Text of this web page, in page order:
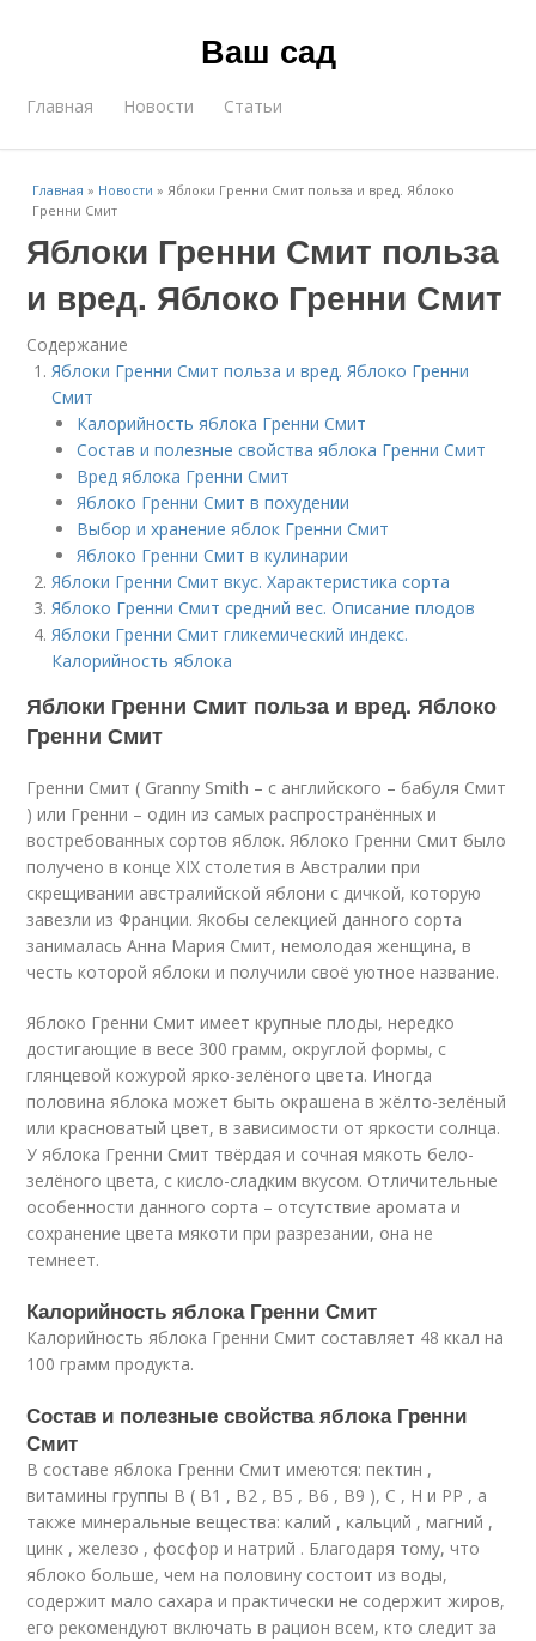
Ваш сад
Главная Новости Статьи
Главная » Новости »Яблоки Гренни Смит польза и вред. Яблоко
Гренни Смит
Яблоки Гренни Смит польза
и вред. Яблоко Гренни Смит
Содержание
Яблоки Гренни Смит польза и вред. Яблоко Гренни
Смит
Калорийность яблока Гренни Смит
Состав и полезные свойства яблока Гренни Смит
Вред яблока Гренни Смит
Яблоко Гренни Смит в похудении
Выбор и хранение яблок Гренни Смит
Яблоко Гренни Смит в кулинарии
Яблоки Гренни Смит вкус. Характеристика сорта
Яблоко Гренни Смит средний вес. Описание плодов
Яблоки Гренни Смит гликемический индекс.
Калорийность яблока
Яблоки Гренни Смит польза и вред. Яблоко
Гренни Смит
Гренни Смит ( Granny Smith – с английского – бабуля Смит
) или Гренни – один из самых распространённых и
востребованных сортов яблок. Яблоко Гренни Смит было
получено в конце XIX столетия в Австралии при
скрещивании австралийской яблони с дичкой, которую
завезли из Франции. Якобы селекцией данного сорта
занималась Анна Мария Смит, немолодая женщина, в
честь которой яблоки и получили своё уютное название.
Яблоко Гренни Смит имеет крупные плоды, нередко
достигающие в весе 300 грамм, округлой формы, с
глянцевой кожурой ярко-зелёного цвета. Иногда
половина яблока может быть окрашена в жёлто-зелёный
или красноватый цвет, в зависимости от яркости солнца.
У яблока Гренни Смит твёрдая и сочная мякоть бело-
зелёного цвета, с кисло-сладким вкусом. Отличительные
особенности данного сорта – отсутствие аромата и
сохранение цвета мякоти при разрезании, она не
темнеет.
Калорийность яблока Гренни Смит
Калорийность яблока Гренни Смит составляет 48 ккал на
100 грамм продукта.
Состав и полезные свойства яблока Гренни
Смит
В составе яблока Гренни Смит имеются: пектин ,
витамины группы В ( В1 , В2 , В5 , В6 , В9 ), С , Н и РР , а
также минеральные вещества: калий , кальций , магний ,
цинк , железо , фосфор и натрий . Благодаря тому, что
яблоко больше, чем на половину состоит из воды,
содержит мало сахара и практически не содержит жиров,
его рекомендуют включать в рацион всем, кто следит за